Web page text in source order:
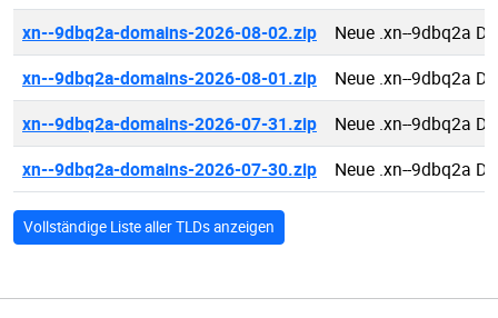
xn--9dbq2a-domains-2026-08-02.zip
Neue .xn--9dbq2a
xn--9dbq2a-domains-2026-08-01.zip
Neue .xn--9dbq2a
xn--9dbq2a-domains-2026-07-31.zip
Neue .xn--9dbq2a
xn--9dbq2a-domains-2026-07-30.zip
Neue .xn--9dbq2a
Vollständige Liste aller TLDs anzeigen